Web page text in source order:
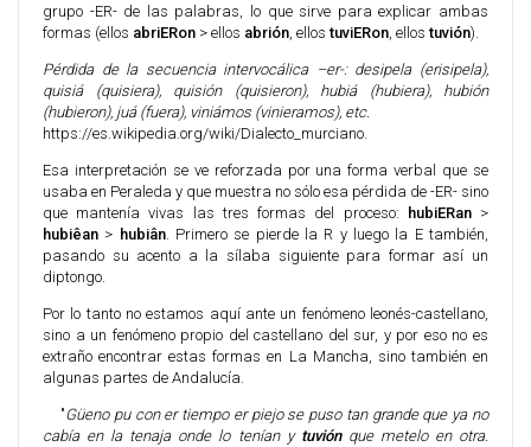
grupo -ER- de las palabras, lo que sirve para explicar ambas
formas (ellos abriERon > ellos abrión, ellostuviERon, ellostuvión).
Pérdida de la secuencia intervocálica –er-: desipela (erisipela),
quisiá (quisiera), quisión (quisieron), hubiá (hubiera), hubión
(hubieron), juá (fuera), viniámos (vinieramos), etc.
https://es.wikipedia.org/wiki/Dialecto_murciano.
Esa interpretación se ve reforzada por una forma verbal que se
usaba en Peraleda y que muestra no sólo esa pérdida de -ER- sino
que mantenía vivas las tres formas del proceso:
hubiERan >
hubiêan > hubiân. Primero se pierde la R y luego la E también,
pasando su acento a la sílaba siguiente para formar así un
diptongo.
Por lo tanto no estamos aquí ante un fenómeno leonés-castellano,
sino a un fenómeno propio del castellano del sur, y por eso no es
extraño encontrar estas formas en La Mancha, sino también en
algunas partes de Andalucía.
"Güeno pu con er tiempo er piejo se puso tan grande que ya no
cabía en la tenaja onde lo tenían y tuvión que metelo en otra.